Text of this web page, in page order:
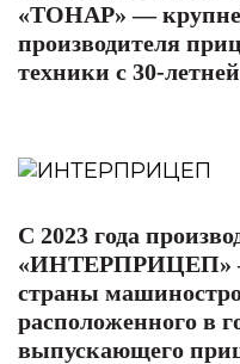
«ТОНАР» —
производителя
техники с 30-
С 2023 года
«ИНТЕРПРИЦЕП»
страны
расположенного в
выпускающего